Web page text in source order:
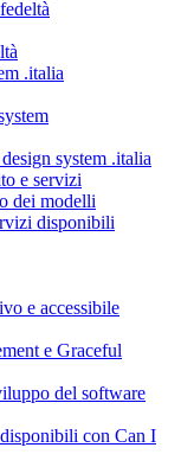
.italia
system .italia
e servizi
dei modelli
disponibili
e accessibile
e Graceful
del software
con Can I